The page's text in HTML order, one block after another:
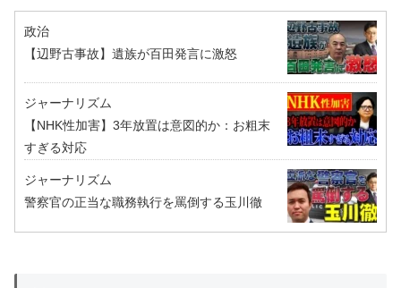
政治
【辺野古事故】遺族が百田発言に激怒
ジャーナリズム
【NHK性加害】3年放置は意図的か：お粗末
すぎる対応
ジャーナリズム
警察官の正当な職務執行を罵倒する玉川徹